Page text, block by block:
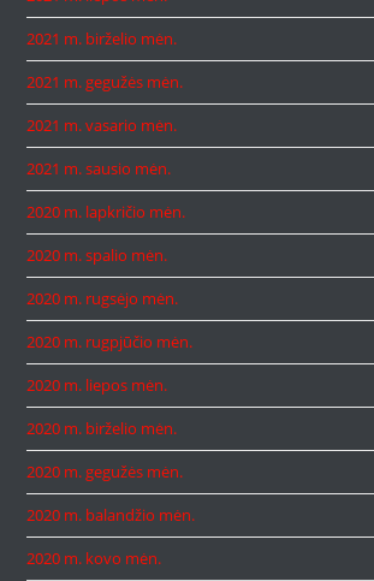
2021 m. birželio mėn.
2021 m. gegužės mėn.
2021 m. vasario mėn.
2021 m. sausio mėn.
2020 m. lapkričio mėn.
2020 m. spalio mėn.
2020 m. rugsėjo mėn.
2020 m. rugpjūčio mėn.
2020 m. liepos mėn.
2020 m. birželio mėn.
2020 m. gegužės mėn.
2020 m. balandžio mėn.
2020 m. kovo mėn.